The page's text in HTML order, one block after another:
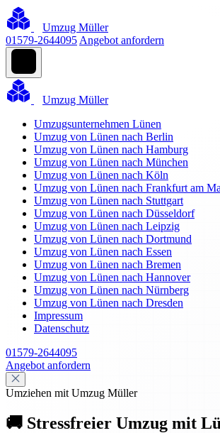
Umzug Müller
01579-2644095 Angebot anfordern
Umzug Müller
Umzugsunternehmen Lünen
Umzug von Lünen nach Berlin
Umzug von Lünen nach Hamburg
Umzug von Lünen nach München
Umzug von Lünen nach Köln
Umzug von Lünen nach Frankfurt am
Umzug von Lünen nach Stuttgart
Umzug von Lünen nach Düsseldorf
Umzug von Lünen nach Leipzig
Umzug von Lünen nach Dortmund
Umzug von Lünen nach Essen
Umzug von Lünen nach Bremen
Umzug von Lünen nach Hannover
Umzug von Lünen nach Nürnberg
Umzug von Lünen nach Dresden
Impressum
Datenschutz
01579-2644095
Angebot anfordern
Umziehen mit Umzug Müller
🚚 Stressfreier Umzug mit